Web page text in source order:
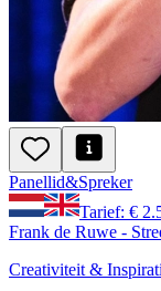
Panellid&Spreker
Tarief: €
Frank de Ruwe -
Creativiteit &